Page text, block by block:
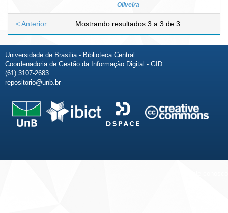
Oliveira
Mostrando resultados 3 a 3 de 3
< Anterior
Universidade de Brasília - Biblioteca Central
Coordenadoria de Gestão da Informação Digital - GID
(61) 3107-2683
repositorio@unb.br